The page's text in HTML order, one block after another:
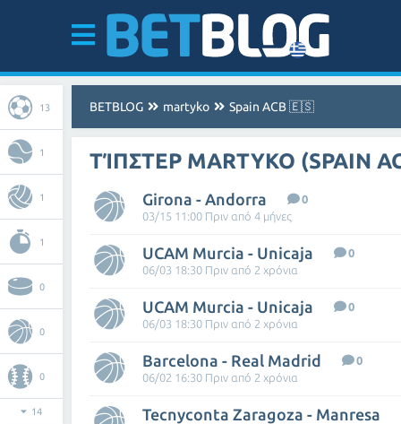
13
1
1
1
0
0
0
14
BETBLOG martyko Spain ACB 🇪🇸
ΤΊΠΣΤΕΡ MARTYKO (SPAIN
Girona - Andorra
0
03/15 11:00 Πριν από 4 μήνες
UCAM Murcia - Unicaja
0
06/03 18:30 Πριν από 2 χρόνια
UCAM Murcia - Unicaja
0
06/03 18:30 Πριν από 2 χρόνια
Barcelona - Real Madrid
0
06/02 16:30 Πριν από 2 χρόνια
Tecnyconta Zaragoza - Manresa